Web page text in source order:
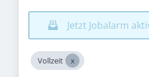
Jetzt Jobalarm
Vollzeit